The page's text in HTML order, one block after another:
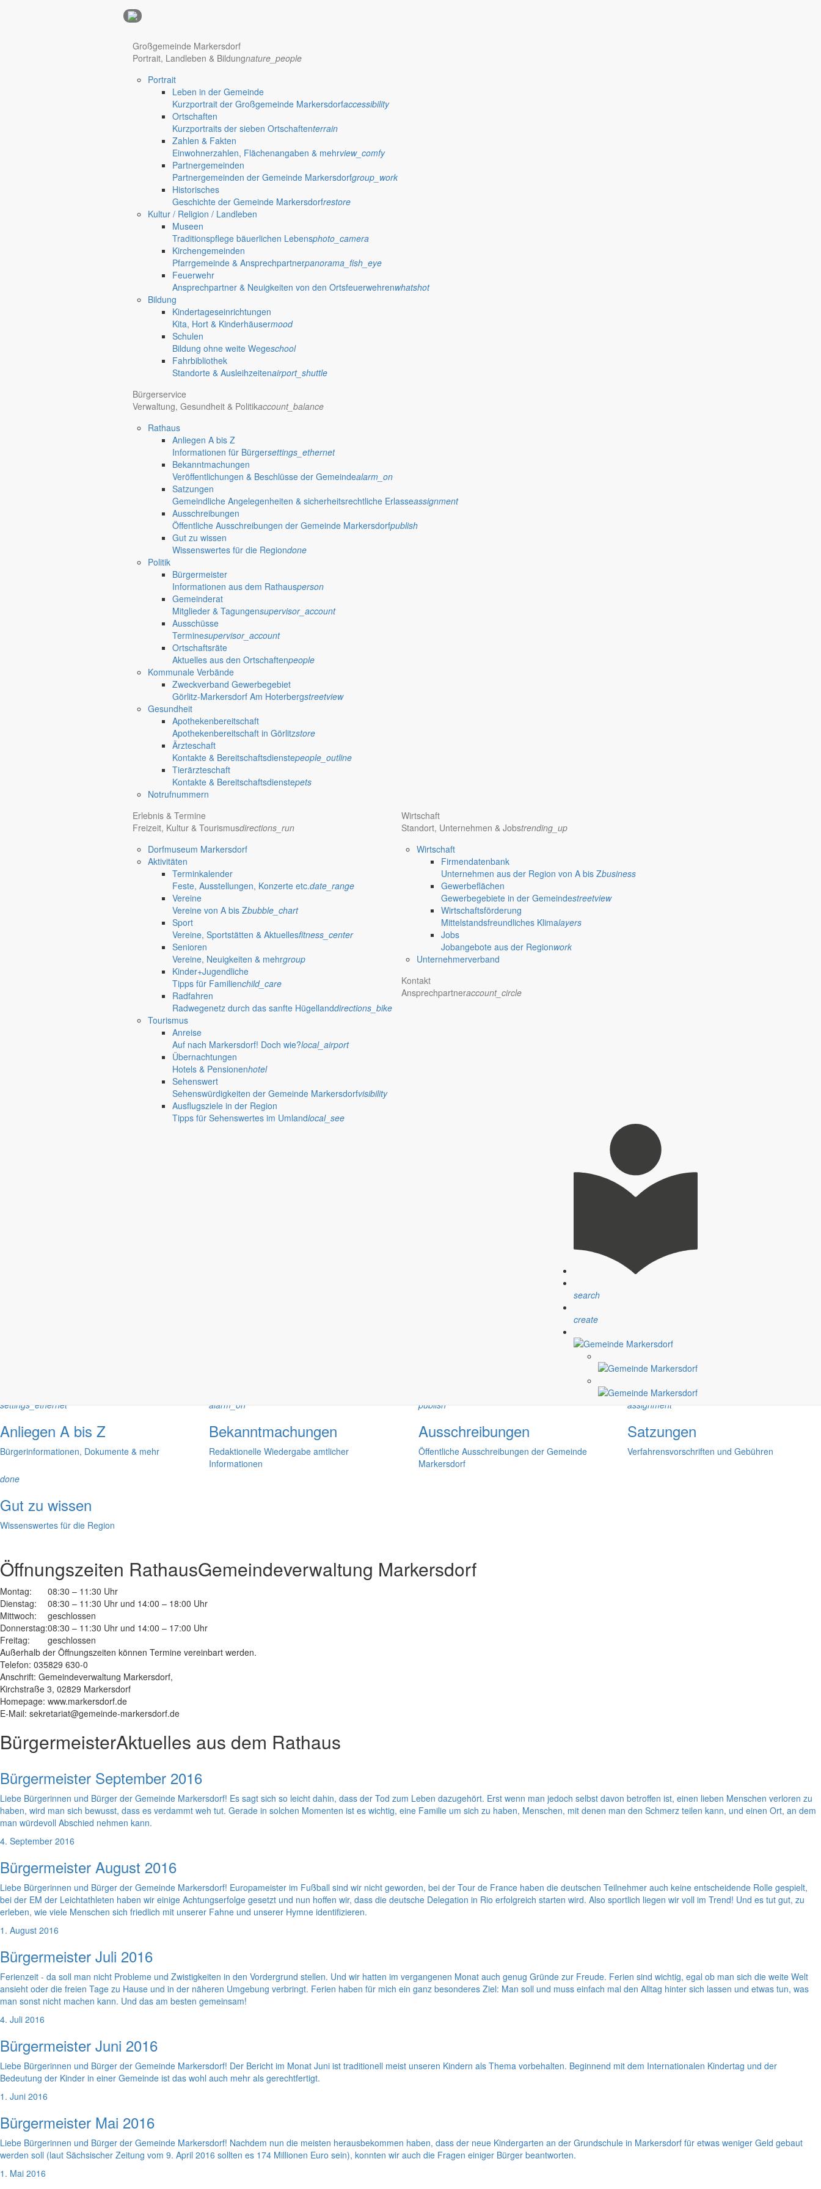
Hotel Nürnberg
anzeigen@gemeinde-markersdorf.de
Großgemeinde Markersdorf
Portrait, Landleben & Bildungnature_people
Portrait
Leben in der Gemeinde
Kurzportrait der Großgemeinde Markersdorfaccessibility
Ortschaften
Kurzportraits der sieben Ortschaftenterrain
Zahlen & Fakten
Einwohnerzahlen, Flächenangaben & mehrview_comfy
Partnergemeinden
Partnergemeinden der Gemeinde Markersdorfgroup_work
Historisches
Geschichte der Gemeinde Markersdorfrestore
Kultur / Religion / Landleben
Museen
Traditionspflege bäuerlichen Lebensphoto_camera
Kirchengemeinden
Pfarrgemeinde & Ansprechpartnerpanorama_fish_eye
Feuerwehr
Ansprechpartner & Neuigkeiten von den Ortsfeuerwehrenwhatshot
Bildung
Kindertageseinrichtungen
Kita, Hort & Kinderhäusermood
Schulen
Bildung ohne weite Wegeschool
Fahrbibliothek
Standorte & Ausleihzeitenairport_shuttle
Bürgerservice
Verwaltung, Gesundheit & Politikaccount_balance
Rathaus
Anliegen A bis Z
Informationen für Bürgersettings_ethernet
Bekanntmachungen
Veröffentlichungen & Beschlüsse der Gemeindealarm_on
Satzungen
Gemeindliche Angelegenheiten & sicherheitsrechtliche Erlasseassignment
Ausschreibungen
Öffentliche Ausschreibungen der Gemeinde Markersdorfpublish
Gut zu wissen
Wissenswertes für die Regiondone
Politik
Bürgermeister
Informationen aus dem Rathausperson
Gemeinderat
Mitglieder & Tagungensupervisor_account
Ausschüsse
Terminesupervisor_account
Ortschaftsräte
Aktuelles aus den Ortschaftenpeople
Kommunale Verbände
Zweckverband Gewerbegebiet
Görlitz-Markersdorf Am Hoterbergstreetview
Gesundheit
Apothekenbereitschaft
Apothekenbereitschaft in Görlitzstore
Ärzteschaft
Kontakte & Bereitschaftsdienstepeople_outline
Tierärzteschaft
Kontakte & Bereitschaftsdienstepets
Notrufnummern
Erlebnis & Termine
Freizeit, Kultur & Tourismusdirections_run
Dorfmuseum Markersdorf
Aktivitäten
Terminkalender
Feste, Ausstellungen, Konzerte etc.date_range
Vereine
Vereine von A bis Zbubble_chart
Sport
Vereine, Sportstätten & Aktuellesfitness_center
Senioren
Vereine, Neuigkeiten & mehrgroup
Kinder+Jugendliche
Tipps für Familienchild_care
Radfahren
Radwegenetz durch das sanfte Hügellanddirections_bike
Tourismus
Anreise
Auf nach Markersdorf! Doch wie?local_airport
Übernachtungen
Hotels & Pensionenhotel
Sehenswert
Sehenswürdigkeiten der Gemeinde Markersdorfvisibility
Ausflugsziele in der Region
Tipps für Sehenswertes im Umlandlocal_see
Wirtschaft
Standort, Unternehmen & Jobstrending_up
Wirtschaft
Firmendatenbank
Unternehmen aus der Region von A bis Zbusiness
Gewerbeflächen
Gewerbegebiete in der Gemeindestreetview
Wirtschaftsförderung
Mittelstandsfreundliches Klimalayers
Jobs
Jobangebote aus der Regionwork
Unternehmerverband
Kontakt
Ansprechpartneraccount_circle
search
create
Früher musste man wegen jeder Angelegenheit “uff de Gemeende”, heute stellt das Rathaus Markersdorf viele Informationen online bereit. Ansprechpartner, Öffnungszeiten und Informationen zu
unterschiedlichen Anliegen finden Sie hier ebenso wie die Wiedergabe von Veröffentlichungen, die amtlich im “Schöpsboten – Dorfzeitung & Amtsblatt” erfolgt sind.
In der Rubrik “Rathaus” geht der Blick etwas weiter über die Markersdorfer Kirchtürme hinaus und Belange der Region und des Lebens im ländlichen Raum werden aufgegriffen.
settings_ethernet
Anliegen A bis Z
Bürgerinformationen, Dokumente & mehr
alarm_on
Bekanntmachungen
Redaktionelle Wiedergabe amtlicher
Informationen
publish
Ausschreibungen
Öffentliche Ausschreibungen der Gemeinde
Markersdorf
assignment
Satzungen
Verfahrensvorschriften und Gebühren
done
Gut zu wissen
Wissenswertes für die Region
Öffnungszeiten RathausGemeindeverwaltung Markersdorf
Montag:
08:30 – 11:30 Uhr
Dienstag:
08:30 – 11:30 Uhr und 14:00 – 18:00 Uhr
Mittwoch:
geschlossen
Donnerstag:08:30 – 11:30 Uhr und 14:00 – 17:00 Uhr
Freitag:
geschlossen
Außerhalb der Öffnungszeiten können Termine vereinbart werden.
Telefon: 035829 630-0
Anschrift: Gemeindeverwaltung Markersdorf,
Kirchstraße 3, 02829 Markersdorf
Homepage: www.markersdorf.de
E-Mail: sekretariat@gemeinde-markersdorf.de
BürgermeisterAktuelles aus dem Rathaus
Bürgermeister September 2016
Liebe Bürgerinnen und Bürger der Gemeinde Markersdorf! Es sagt sich so leicht dahin, dass der Tod zum Leben dazugehört. Erst wenn man jedoch selbst davon betroffen ist, einen lieben Menschen verloren zu
haben, wird man sich bewusst, dass es verdammt weh tut. Gerade in solchen Momenten ist es wichtig, eine Familie um sich zu haben, Menschen, mit denen man den Schmerz teilen kann, und einen Ort, an dem
man würdevoll Abschied nehmen kann.
4. September 2016
Bürgermeister August 2016
Liebe Bürgerinnen und Bürger der Gemeinde Markersdorf! Europameister im Fußball sind wir nicht geworden, bei der Tour de France haben die deutschen Teilnehmer auch keine entscheidende Rolle gespielt,
bei der EM der Leichtathleten haben wir einige Achtungserfolge gesetzt und nun hoffen wir, dass die deutsche Delegation in Rio erfolgreich starten wird. Also sportlich liegen wir voll im Trend! Und es tut gut, zu
erleben, wie viele Menschen sich friedlich mit unserer Fahne und unserer Hymne identifizieren.
1. August 2016
Bürgermeister Juli 2016
Ferienzeit - da soll man nicht Probleme und Zwistigkeiten in den Vordergrund stellen. Und wir hatten im vergangenen Monat auch genug Gründe zur Freude. Ferien sind wichtig, egal ob man sich die weite Welt
ansieht oder die freien Tage zu Hause und in der näheren Umgebung verbringt. Ferien haben für mich ein ganz besonderes Ziel: Man soll und muss einfach mal den Alltag hinter sich lassen und etwas tun, was
man sonst nicht machen kann. Und das am besten gemeinsam!
4. Juli 2016
Bürgermeister Juni 2016
Liebe Bürgerinnen und Bürger der Gemeinde Markersdorf! Der Bericht im Monat Juni ist traditionell meist unseren Kindern als Thema vorbehalten. Beginnend mit dem Internationalen Kindertag und der
Bedeutung der Kinder in einer Gemeinde ist das wohl auch mehr als gerechtfertigt.
1. Juni 2016
Bürgermeister Mai 2016
Liebe Bürgerinnen und Bürger der Gemeinde Markersdorf! Nachdem nun die meisten herausbekommen haben, dass der neue Kindergarten an der Grundschule in Markersdorf für etwas weniger Geld gebaut
werden soll (laut Sächsischer Zeitung vom 9. April 2016 sollten es 174 Millionen Euro sein), konnten wir auch die Fragen einiger Bürger beantworten.
1. Mai 2016